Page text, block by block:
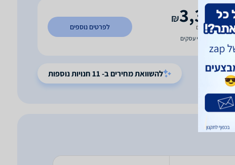
3,300
₪
משלוח חינם
לפרטים נוספים
להשוואת מחירים ב- 11 חנויות נוספות